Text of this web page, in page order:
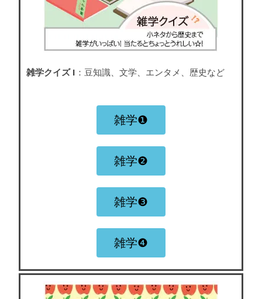
雑学クイズ I ：豆知識、文学、エンタメ、歴史など
雑学❶
雑学❷
雑学❸
雑学❹